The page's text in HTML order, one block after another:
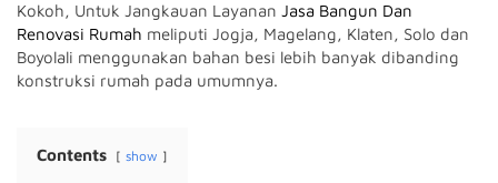
Kokoh, Untuk Jangkauan Layanan Jasa Bangun Dan
Renovasi Rumah meliputi Jogja, Magelang, Klaten, Solo dan
Boyolali menggunakan bahan besi lebih banyak dibanding
konstruksi rumah pada umumnya.
Contents show